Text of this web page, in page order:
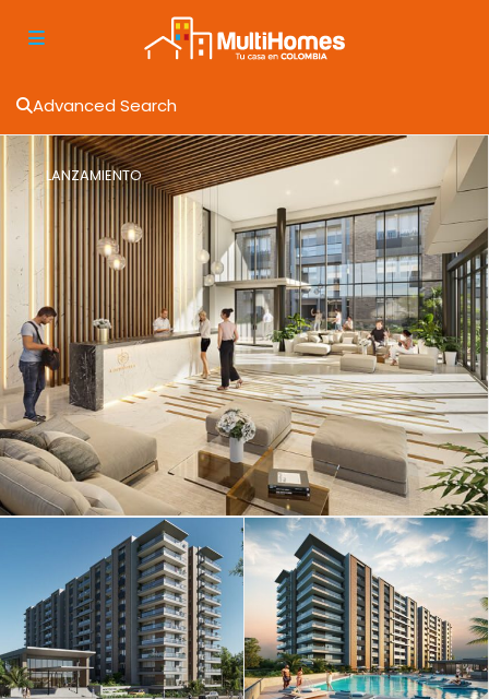
Advanced Search
LANZAMIENTO